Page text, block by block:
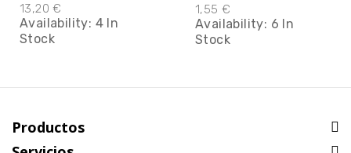
13,20 €
Availability: 4 In
Stock
1,55 €
Availability: 6 In
Stock
Productos